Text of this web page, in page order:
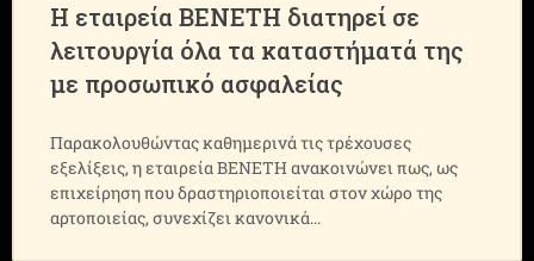
H εταιρεία BENETH διατηρεί σε
λειτουργία όλα τα καταστήματά της
με προσωπικό ασφαλείας
Παρακολουθώντας καθημερινά τις τρέχουσες
εξελίξεις, η εταιρεία ΒΕΝΕΤΗ ανακοινώνει πως, ως
επιχείρηση που δραστηριοποιείται στον χώρο της
αρτοποιείας, συνεχίζει κανονικά